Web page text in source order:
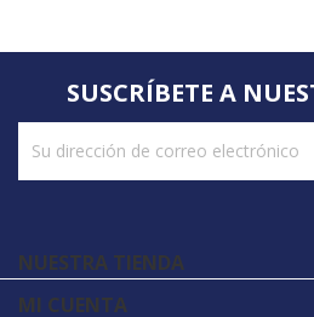
SUSCRÍBETE A
NUESTRA TIENDA
MI CUENTA